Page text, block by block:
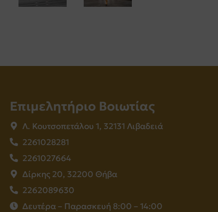
Επιμελητήριο Βοιωτίας
Λ. Κουτσοπετάλου 1, 32131 Λιβαδειά
2261028281
2261027664
Δίρκης 20, 32200 Θήβα
2262089630
Δευτέρα – Παρασκευή 8:00 – 14:00